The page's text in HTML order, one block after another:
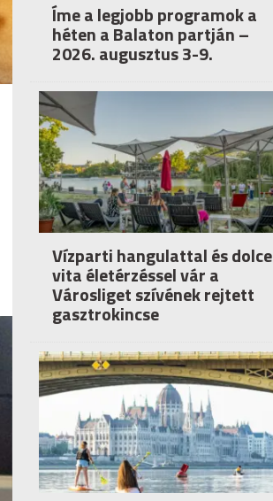
Íme a legjobb programok a
héten a Balaton partján –
2026. augusztus 3-9.
Vízparti hangulattal és dolce
vita életérzéssel vár a
Városliget szívének rejtett
gasztrokincse